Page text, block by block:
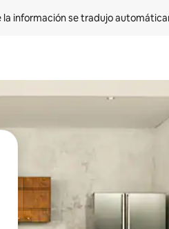
la información se tradujo